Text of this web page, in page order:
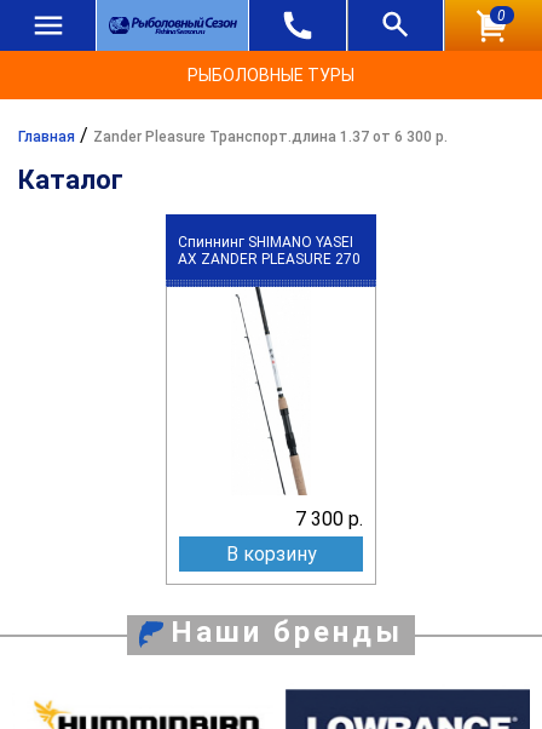
0
РЫБОЛОВНЫЕ ТУРЫ
Главная / Zander Pleasure Транспорт.длина 1.37 от 6 300 р.
Каталог
Спиннинг SHIMANO YASEI
АХ ZANDER PLEASURE 270
7 300 р.
В корзину
Наши бренды